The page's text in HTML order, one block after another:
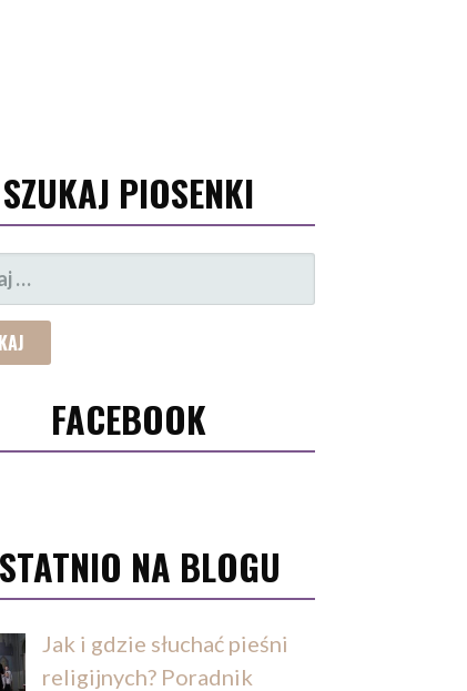
SZUKAJ PIOSENKI
FACEBOOK
NA BLOGU
Jak i gdzie słuchać pieśni
religijnych? Poradnik